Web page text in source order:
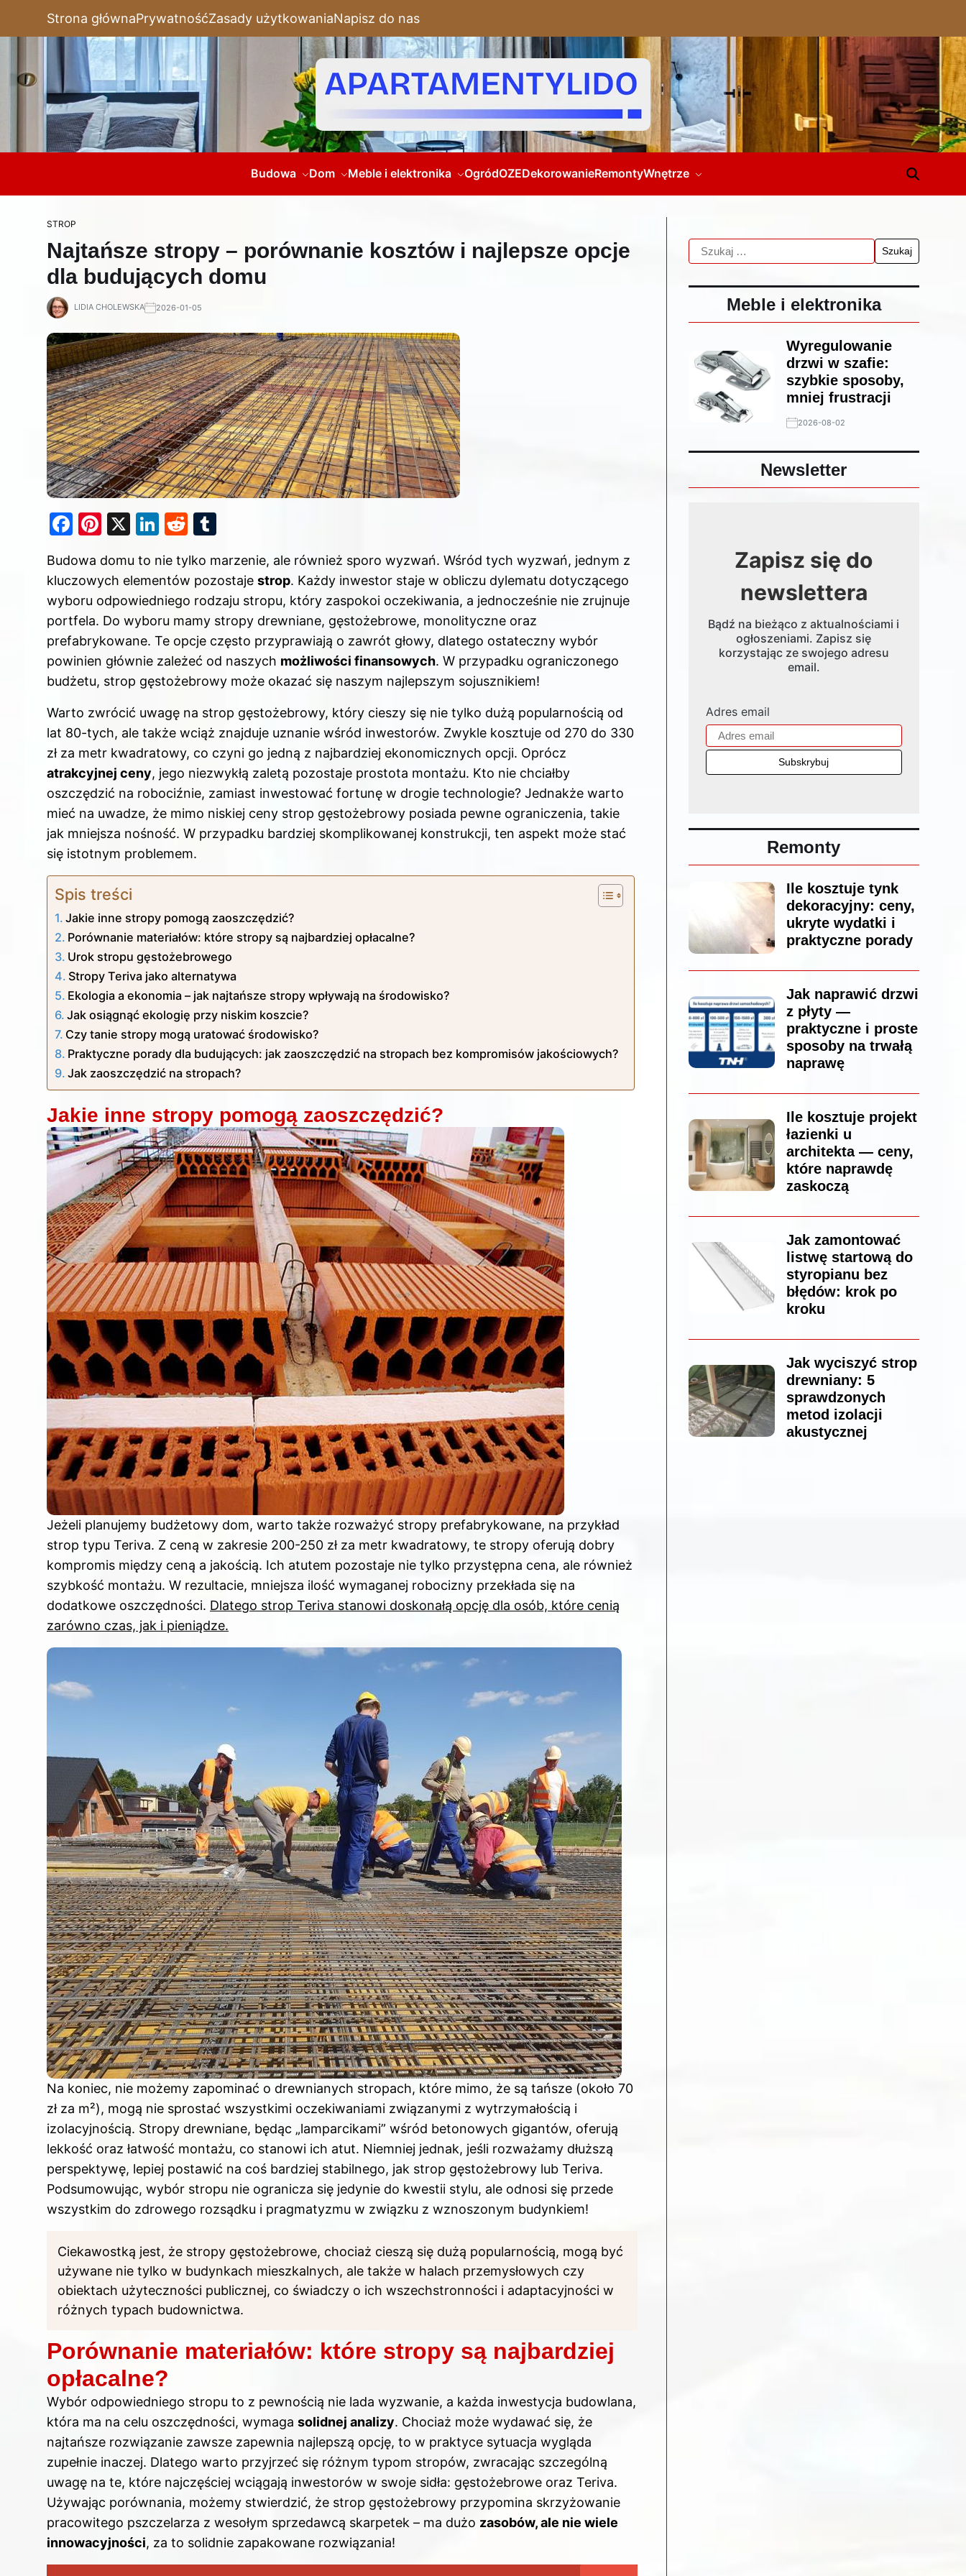
Strona głównaPrywatnośćZasady użytkowaniaNapisz do nas
Budowa Dom Meble i elektronika OgródOZEDekorowanieRemontyWnętrze
STROP
Najtańsze stropy – porównanie kosztów i najlepsze opcje
dla budujących domu
LIDIA CHOLEWSKA 2026-01-05
F
c
e
b
o
o
k
Pi
er
e
st
X
Li
k
e
dI
n
R
d
di
t
m
bl
r
Budowa domu to nie tylko marzenie, ale również sporo wyzwań. Wśród tych wyzwań, jednym z
kluczowych elementów pozostaje strop. Każdy inwestor staje w obliczu dylematu dotyczącego
wyboru odpowiedniego rodzaju stropu, który zaspokoi oczekiwania, a jednocześnie nie zrujnuje
portfela. Do wyboru mamy stropy drewniane, gęstożebrowe, monolityczne oraz
prefabrykowane. Te opcje często przyprawiają o zawrót głowy, dlatego ostateczny wybór
powinien głównie zależeć od naszych możliwości finansowych. W przypadku ograniczonego
budżetu, strop gęstożebrowy może okazać się naszym najlepszym sojusznikiem!
Warto zwrócić uwagę na strop gęstożebrowy, który cieszy się nie tylko dużą popularnością od
lat 80-tych, ale także wciąż znajduje uznanie wśród inwestorów. Zwykle kosztuje od 270 do 330
zł za metr kwadratowy, co czyni go jedną z najbardziej ekonomicznych opcji. Oprócz
atrakcyjnej ceny, jego niezwykłą zaletą pozostaje prostota montażu. Kto nie chciałby
oszczędzić na robociźnie, zamiast inwestować fortunę w drogie technologie? Jednakże warto
mieć na uwadze, że mimo niskiej ceny strop gęstożebrowy posiada pewne ograniczenia, takie
jak mniejsza nośność. W przypadku bardziej skomplikowanej konstrukcji, ten aspekt może stać
się istotnym problemem.
Spis treści
Jakie inne stropy pomogą zaoszczędzić?
Porównanie materiałów: które stropy są najbardziej opłacalne?
Urok stropu gęstożebrowego
Stropy Teriva jako alternatywa
Ekologia a ekonomia – jak najtańsze stropy wpływają na środowisko?
Jak osiągnąć ekologię przy niskim koszcie?
Czy tanie stropy mogą uratować środowisko?
Praktyczne porady dla budujących: jak zaoszczędzić na stropach bez kompromisów jakościowych?
Jak zaoszczędzić na stropach?
Jakie inne stropy pomogą zaoszczędzić?
Jeżeli planujemy budżetowy dom, warto także rozważyć stropy prefabrykowane, na przykład
strop typu Teriva. Z ceną w zakresie 200-250 zł za metr kwadratowy, te stropy oferują dobry
kompromis między ceną a jakością. Ich atutem pozostaje nie tylko przystępna cena, ale również
szybkość montażu. W rezultacie, mniejsza ilość wymaganej robocizny przekłada się na
dodatkowe oszczędności. Dlatego strop Teriva stanowi doskonałą opcję dla osób, które cenią
zarówno czas, jak i pieniądze.
Na koniec, nie możemy zapominać o drewnianych stropach, które mimo, że są tańsze (około 70
zł za m²), mogą nie sprostać wszystkimi oczekiwaniami związanymi z wytrzymałością i
izolacyjnością. Stropy drewniane, będąc „lamparcikami” wśród betonowych gigantów, oferują
lekkość oraz łatwość montażu, co stanowi ich atut. Niemniej jednak, jeśli rozważamy dłuższą
perspektywę, lepiej postawić na coś bardziej stabilnego, jak strop gęstożebrowy lub Teriva.
Podsumowując, wybór stropu nie ogranicza się jedynie do kwestii stylu, ale odnosi się przede
wszystkim do zdrowego rozsądku i pragmatyzmu w związku z wznoszonym budynkiem!
Ciekawostką jest, że stropy gęstożebrowe, chociaż cieszą się dużą popularnością, mogą być
używane nie tylko w budynkach mieszkalnych, ale także w halach przemysłowych czy
obiektach użyteczności publicznej, co świadczy o ich wszechstronności i adaptacyjności w
różnych typach budownictwa.
Porównanie materiałów: które stropy są najbardziej
opłacalne?
Wybór odpowiedniego stropu to z pewnością nie lada wyzwanie, a każda inwestycja budowlana,
która ma na celu oszczędności, wymaga solidnej analizy. Chociaż może wydawać się, że
najtańsze rozwiązanie zawsze zapewnia najlepszą opcję, to w praktyce sytuacja wygląda
zupełnie inaczej. Dlatego warto przyjrzeć się różnym typom stropów, zwracając szczególną
uwagę na te, które najczęściej wciągają inwestorów w swoje sidła: gęstożebrowe oraz Teriva.
Używając porównania, możemy stwierdzić, że strop gęstożebrowy przypomina skrzyżowanie
pracowitego pszczelarza z wesołym sprzedawcą skarpetek – ma dużo zasobów, ale nie wiele
innowacyjności, za to solidnie zapakowane rozwiązania!
Meble i elektronika
Wyregulowanie
drzwi w szafie:
szybkie sposoby,
mniej frustracji
2026-08-02
Newsletter
Zapisz się do
newslettera
Bądź na bieżąco z aktualnościami i
ogłoszeniami. Zapisz się
korzystając ze swojego adresu
email.
Adres email
Remonty
Ile kosztuje tynk
dekoracyjny: ceny,
ukryte wydatki i
praktyczne porady
Jak naprawić drzwi
z płyty —
praktyczne i proste
sposoby na trwałą
naprawę
Ile kosztuje projekt
łazienki u
architekta — ceny,
które naprawdę
zaskoczą
Jak zamontować
listwę startową do
styropianu bez
błędów: krok po
kroku
Jak wyciszyć strop
drewniany: 5
sprawdzonych
metod izolacji
akustycznej